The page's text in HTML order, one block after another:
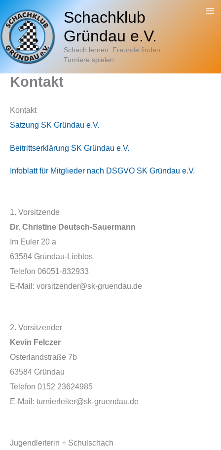
Inhalt
springen
Schachklub
Gründau e.V.
Schach lernen. Freunde finden.
Turniere spielen.
Kontakt
Kontakt
Satzung SK Gründau e.V.
Beitrittserklärung SK Gründau e.V.
Infoblatt für Mitglieder nach DSGVO SK Gründau e.V.
1. Vorsitzende
Dr. Christine Deutsch-Sauermann
Im Euler 20 a
63584 Gründau-Lieblos
Telefon 06051-832933
E-Mail: vorsitzender@sk-gruendau.de
2. Vorsitzender
Kevin Felczer
Osterlandstraße 7b
63584 Gründau
Telefon 0152 23624985
E-Mail: turnierleiter@sk-gruendau.de
Jugendleiterin + Schulschach